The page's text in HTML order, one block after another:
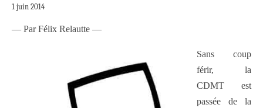
1 juin 2014
— Par Félix Relautte —
Sans coup
férir, la
CDMT est
passée de la